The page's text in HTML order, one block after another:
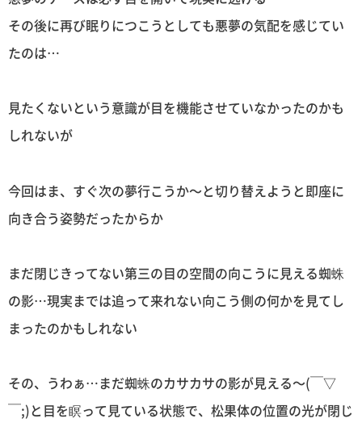
その後に再び眠りにつこうとしても悪夢の気配を感じてい
たのは…
見たくないという意識が目を機能させていなかったのかも
しれないが
今回はま、すぐ次の夢行こうか〜と切り替えようと即座に
向き合う姿勢だったからか
まだ閉じきってない第三の目の空間の向こうに見える蜘蛛
の影…現実までは追って来れない向こう側の何かを見てし
まったのかもしれない
その、うわぁ…まだ蜘蛛のカサカサの影が見える〜(￣▽
￣;)と目を瞑って見ている状態で、松果体の位置の光が閉じ